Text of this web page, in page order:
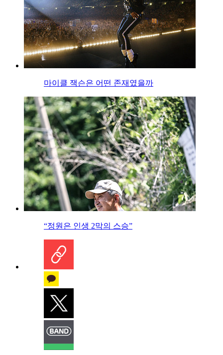
마이클 잭슨은 어떤 존재였을까
“정원은 인생 2막의 스승”